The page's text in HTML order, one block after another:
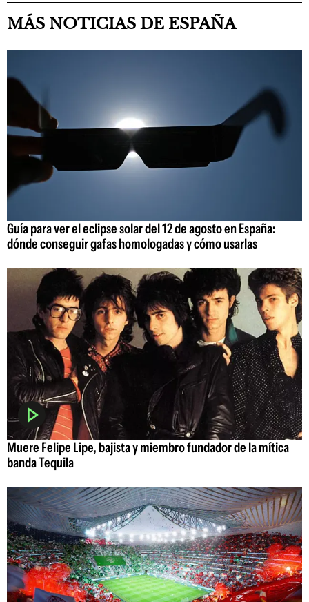
MÁS NOTICIAS DE ESPAÑA
Guía para ver el eclipse solar del 12 de agosto en España:
dónde conseguir gafas homologadas y cómo usarlas
Muere Felipe Lipe, bajista y miembro fundador de la mítica
banda Tequila